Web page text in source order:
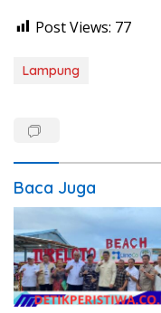
Post Views: 77
Lampung
Baca Juga